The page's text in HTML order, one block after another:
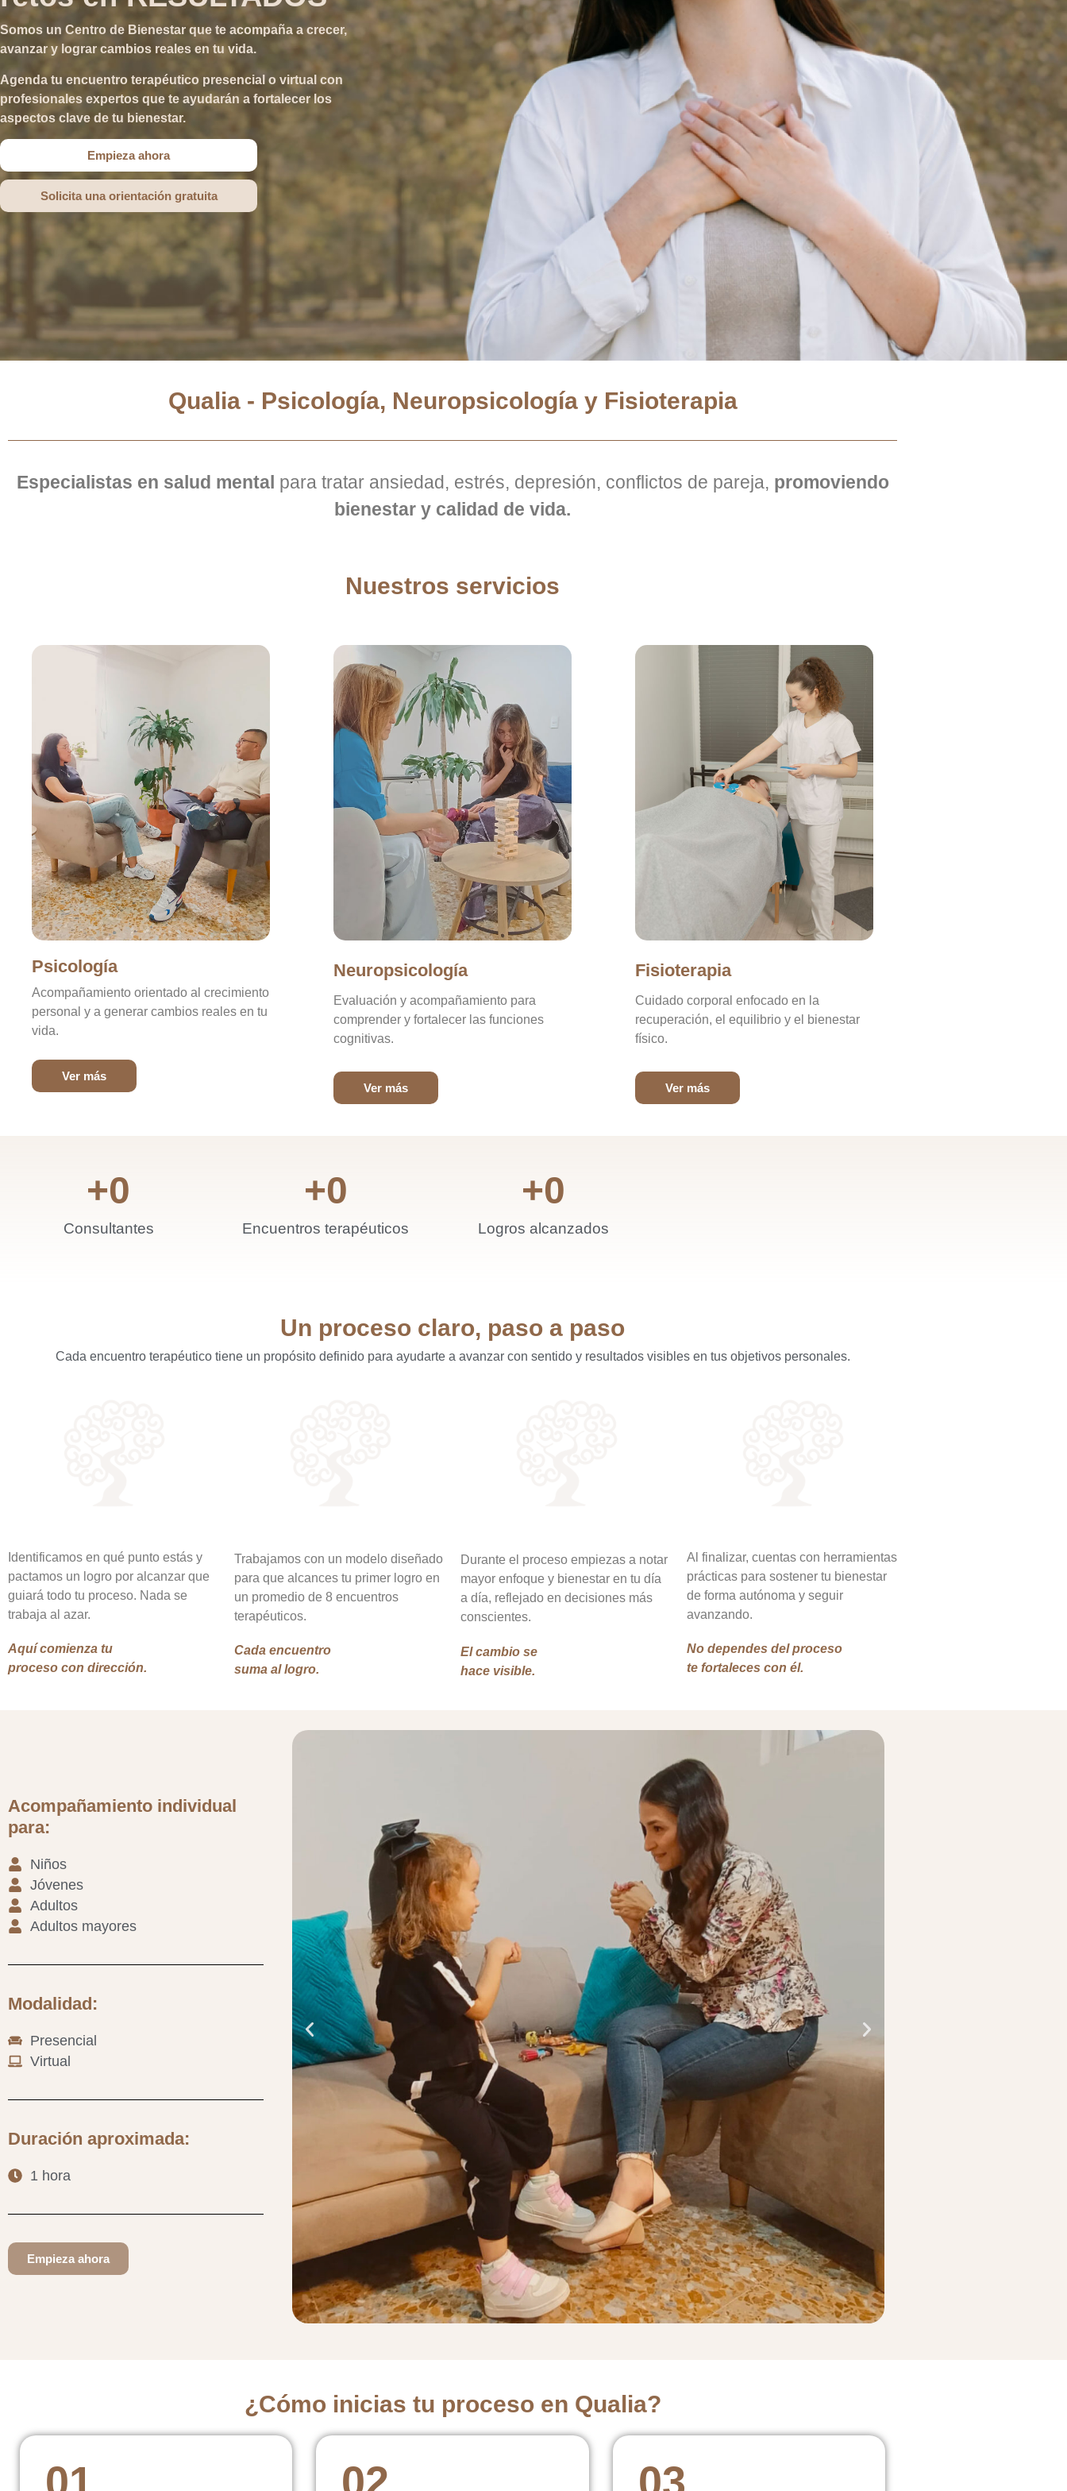
Somos un Centro de Bienestar que te acompaña a crecer,
avanzar y lograr cambios reales en tu vida.
Agenda tu encuentro terapéutico presencial o virtual con
profesionales expertos que te ayudarán a fortalecer los
aspectos clave de tu bienestar.
Empieza ahora
Solicita una orientación gratuita
Qualia - Psicología, Neuropsicología y Fisioterapia
Especialistas en salud mental para tratar ansiedad, estrés, depresión, conflictos de pareja, promoviendo
bienestar y calidad de vida.
Nuestros servicios
Psicología
Acompañamiento orientado al crecimiento
personal y a generar cambios reales en tu
vida.
Ver más
Neuropsicología
Evaluación y acompañamiento para
comprender y fortalecer las funciones
cognitivas.
Ver más
Fisioterapia
Cuidado corporal enfocado en la
recuperación, el equilibrio y el bienestar
físico.
Ver más
Consultantes
+0
Encuentros terapéuticos
+0
Logros alcanzados
+0
Un proceso claro, paso a paso
Cada encuentro terapéutico tiene un propósito definido para ayudarte a avanzar con sentido y resultados visibles en tus objetivos personales.
Identificamos en qué punto estás y
pactamos un logro por alcanzar que
guiará todo tu proceso. Nada se
trabaja al azar.
Aquí comienza tu
proceso con dirección.
Trabajamos con un modelo diseñado
para que alcances tu primer logro en
un promedio de 8 encuentros
terapéuticos.
Cada encuentro
suma al logro.
Durante el proceso empiezas a notar
mayor enfoque y bienestar en tu día
a día, reflejado en decisiones más
conscientes.
El cambio se
hace visible.
Al finalizar, cuentas con herramientas
prácticas para sostener tu bienestar
de forma autónoma y seguir
avanzando.
No dependes del proceso
te fortaleces con él.
Acompañamiento individual
para:
Niños
Jóvenes
Adultos
Adultos mayores
Modalidad:
Presencial
Virtual
Duración aproximada:
1 hora
Empieza ahora
¿Cómo inicias tu proceso en Qualia?